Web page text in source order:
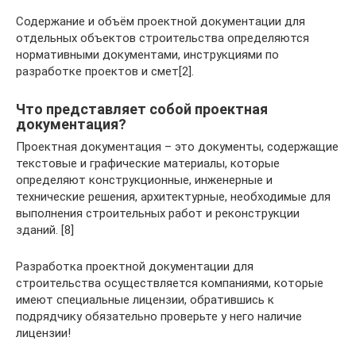
Содержание и объём проектной документации для
отдельных объектов строительства определяются
нормативными документами, инструкциями по
разработке проектов и смет[2].
Что представляет собой проектная
документация?
Проектная документация – это документы, содержащие
текстовые и графические материалы, которые
определяют конструкционные, инженерные и
технические решения, архитектурные, необходимые для
выполнения строительных работ и реконструкции
зданий. [8]
Разработка проектной документации для
строительства осуществляется компаниями, которые
имеют специальные лицензии, обратившись к
подрядчику обязательно проверьте у него наличие
лицензии!